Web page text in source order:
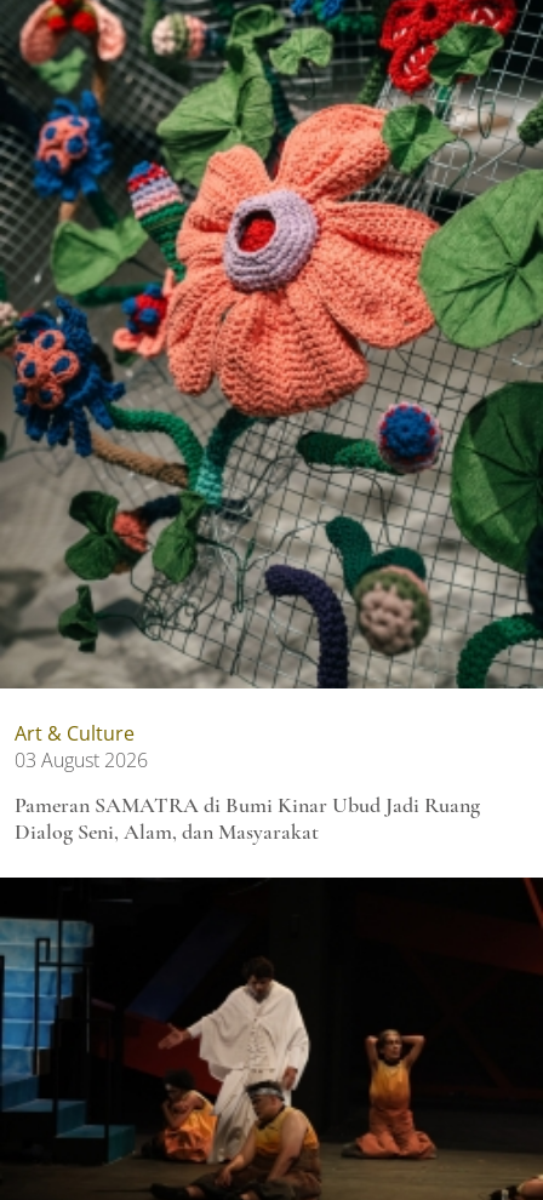
Art & Culture
03 August 2026
Pameran SAMATRA di Bumi Kinar Ubud Jadi Ruang
Dialog Seni, Alam, dan Masyarakat